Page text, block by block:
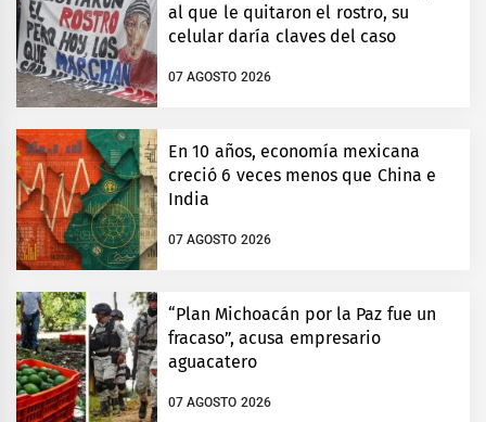
al que le quitaron el rostro, su
celular daría claves del caso
07 AGOSTO 2026
En 10 años, economía mexicana
creció 6 veces menos que China e
India
07 AGOSTO 2026
“Plan Michoacán por la Paz fue un
fracaso”, acusa empresario
aguacatero
07 AGOSTO 2026